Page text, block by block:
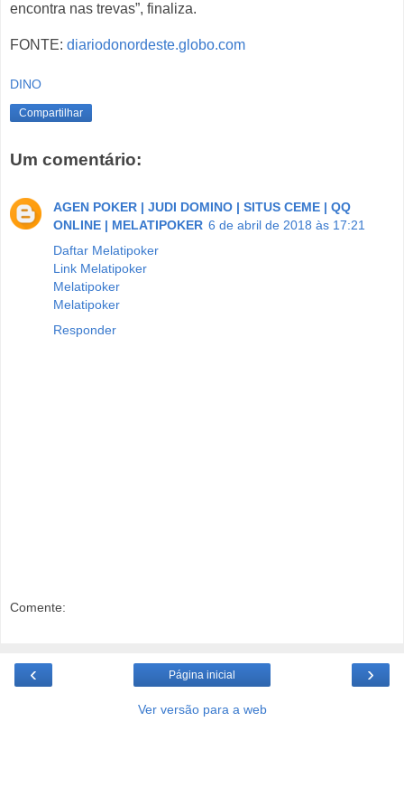
encontra nas trevas”, finaliza.
FONTE: diariodonordeste.globo.com
DINO
Compartilhar
Um comentário:
AGEN POKER | JUDI DOMINO | SITUS CEME | QQ
ONLINE | MELATIPOKER 6 de abril de 2018 às 17:21
Daftar Melatipoker
Link Melatipoker
Melatipoker
Melatipoker
Responder
Comente:
‹ ›
Página inicial
Ver versão para a web